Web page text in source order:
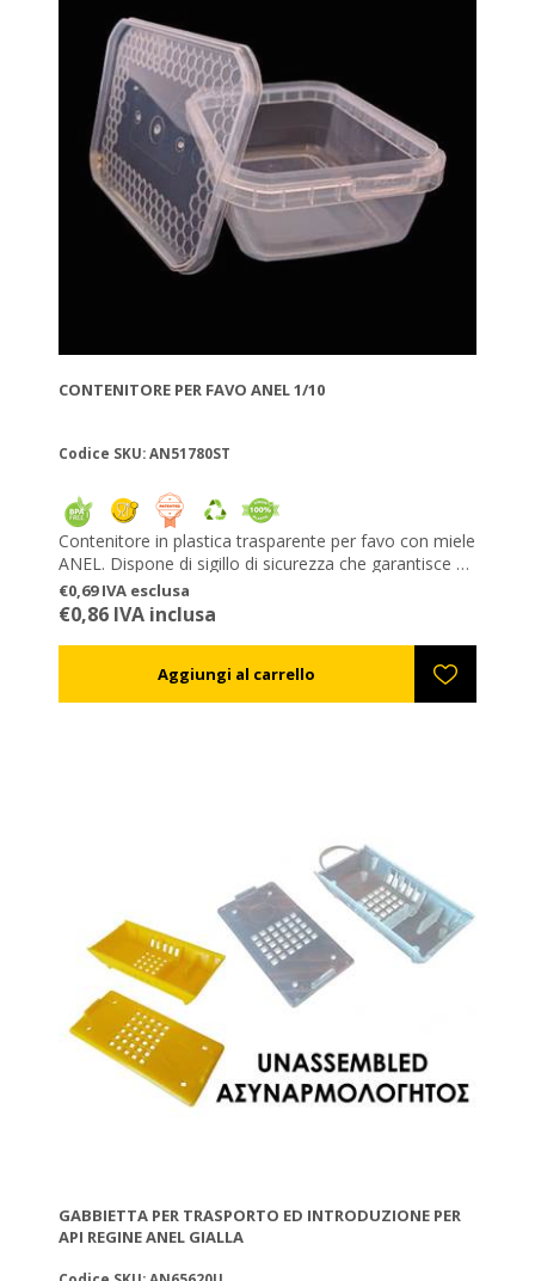
CONTENITORE PER FAVO ANEL 1/10
Codice SKU: AN51780ST
Contenitore in plastica trasparente per favo con miele
ANEL. Dispone di sigillo di sicurezza che garantisce al
cliente la genuinità del prodotto. Può contenere 1/10
del favo dei vostri telaini Langstroth. Per grossi ordini
potete richiedere la stampa del vostro marchio sul
€0,69 IVA esclusa
€0,86 IVA inclusa
GABBIETTA PER TRASPORTO ED INTRODUZIONE PER
API REGINE ANEL GIALLA